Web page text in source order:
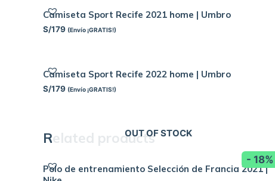
Camiseta Sport Recife 2021 home | Umbro
S/179 (Envío ¡GRATIS!)
Camiseta Sport Recife 2022 home | Umbro
S/179 (Envío ¡GRATIS!)
Related products
- 18%
OUT OF STOCK
Polo de entrenamiento Selección de Francia 2021 |